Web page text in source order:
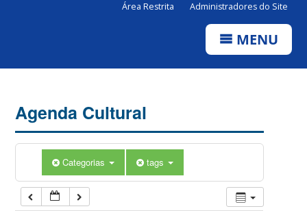
Área Restrita Administradores do Site
MENU
Agenda Cultural
Categorias tags
5:00
7:00